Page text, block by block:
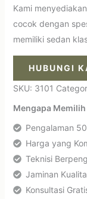
Kami
cocok dengan
memiliki sedan
HUBUNGI
SKU: 3101
Mengapa
Pengalaman
Harga yang
Teknisi
Jaminan
Konsultasi